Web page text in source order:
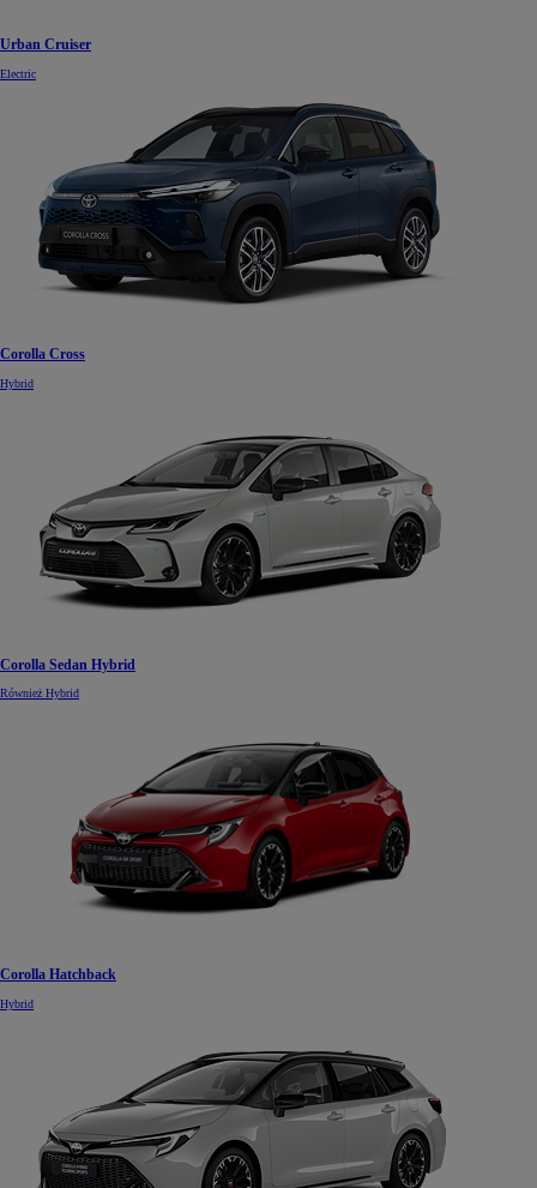
Urban Cruiser
Electric
Corolla Cross
Hybrid
Corolla Sedan Hybrid
Również Hybrid
Corolla Hatchback
Hybrid